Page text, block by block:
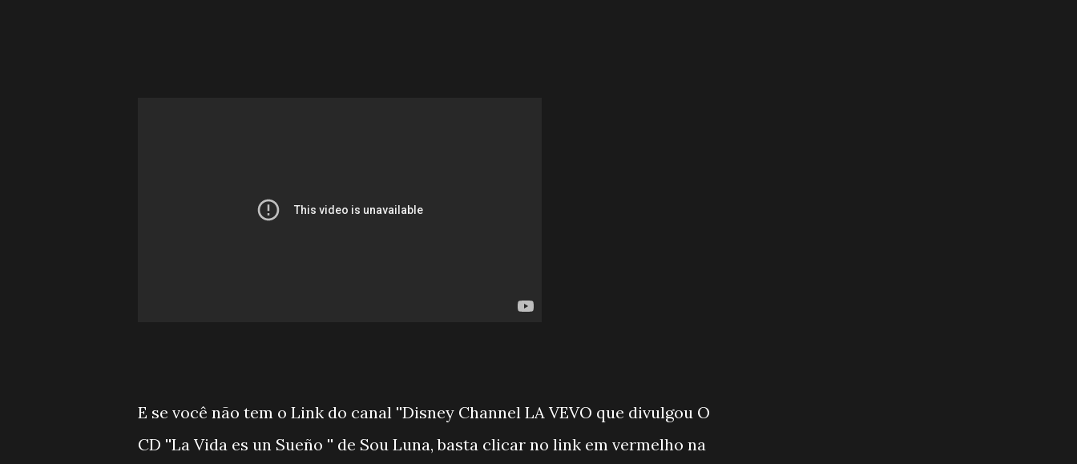
E se você não tem o Link do canal ''Disney Channel LA VEVO que divulgou O
CD ''La Vida es un Sueño '' de Sou Luna, basta clicar no link em vermelho na